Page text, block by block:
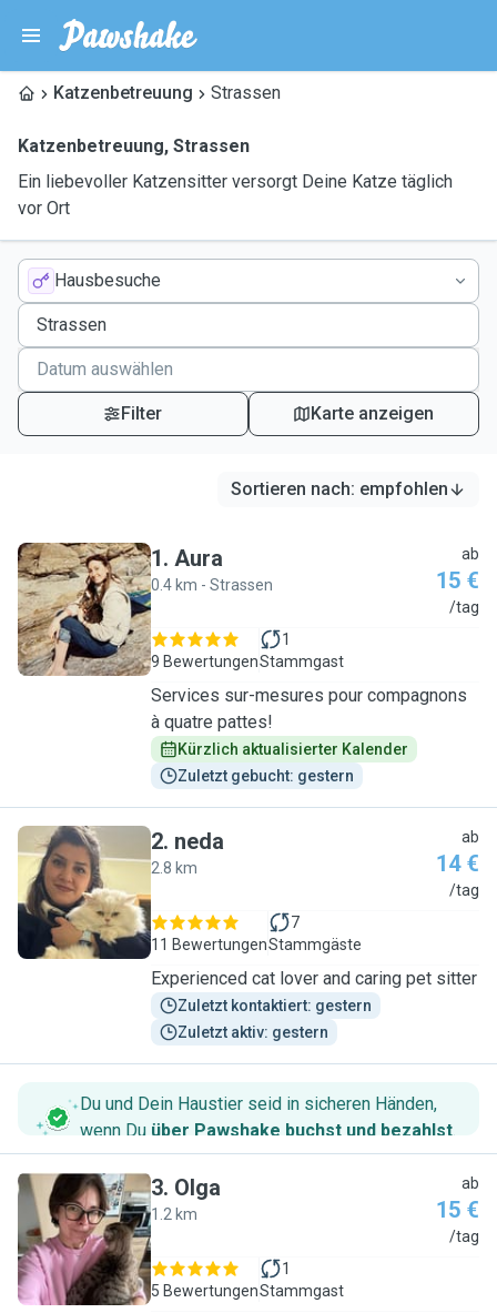
Katzenbetreuung Strassen
Katzenbetreuung, Strassen
Ein liebevoller Katzensitter versorgt Deine Katze täglich
vor Ort
Hausbesuche
Filter Karte anzeigen
Sortieren nach: empfohlen
A
1. Aura
0.4 km - Strassen
ab
15 €
/tag
9 Bewertungen
1
Stammgast
Services sur-mesures pour compagnons
à quatre pattes!
Kürzlich aktualisierter Kalender
Zuletzt gebucht: gestern
N
2. neda
2.8 km
ab
14 €
/tag
11 Bewertungen
7
Stammgäste
Experienced cat lover and caring pet sitter
Zuletzt kontaktiert: gestern
Zuletzt aktiv: gestern
Du und Dein Haustier seid in sicheren Händen,
wenn Du über Pawshake buchst und bezahlst.
O
3. Olga
1.2 km
ab
15 €
/tag
5 Bewertungen
1
Stammgast